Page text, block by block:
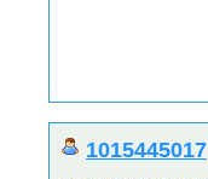
1015445017